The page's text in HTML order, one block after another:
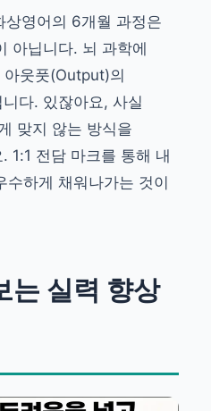
상영어의 6개월 과정은
아닙니다. 뇌 과학에
웃풋(Output)의
다. 있잖아요, 사실
맞지 않는 방식을
1:1 전담 마크를 통해 내
수하게 채워나가는 것이
는 실력 향상